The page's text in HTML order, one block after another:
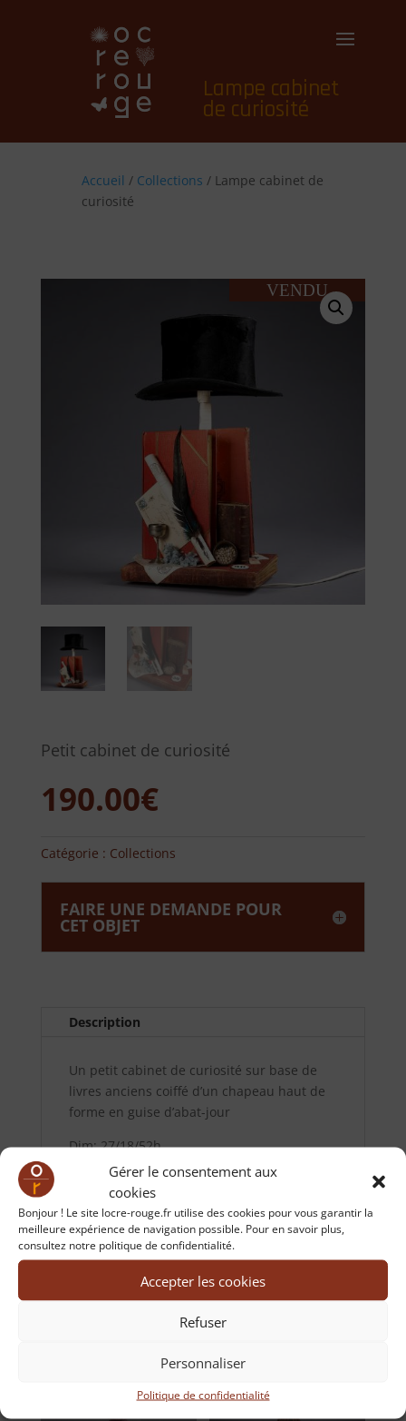
Gérer le consentement aux
cookies
Bonjour ! Le site locre-rouge.fr utilise des cookies pour vous garantir la
meilleure expérience de navigation possible. Pour en savoir plus,
consultez notre politique de confidentialité.
Accepter les cookies
Refuser
Personnaliser
Politique de confidentialité
Lampe cabinet
de curiosité
Accueil / Collections / Lampe cabinet de
curiosité
VENDU
Petit cabinet de curiosité
190.00€
Catégorie : Collections
FAIRE UNE DEMANDE POUR
CET OBJET
Description
Un petit cabinet de curiosité sur base de
livres anciens coiffé d’un chapeau haut de
forme en guise d’abat-jour
Dim: 27/18/52h
Produits similaires